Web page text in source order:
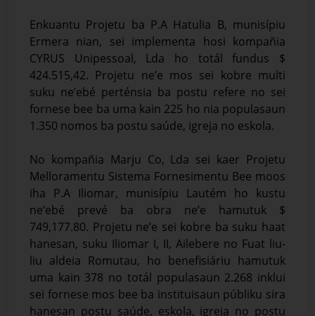
Enkuantu Projetu ba P.A Hatulia B, munisípiu
Ermera nian, sei implementa hosi kompañia
CYRUS Unipessoal, Lda ho totál fundus $
424.515,42. Projetu ne’e mos sei kobre multi
suku ne’ebé perténsia ba postu refere no sei
fornese bee ba uma kain 225 ho nia populasaun
1.350 nomos ba postu saúde, igreja no eskola.
No kompañia Marju Co, Lda sei kaer Projetu
Melloramentu Sistema Fornesimentu Bee moos
iha P.A Iliomar, munisípiu Lautém ho kustu
ne’ebé prevé ba obra ne’e hamutuk $
749,177.80. Projetu ne’e sei kobre ba suku haat
hanesan, suku Iliomar I, II, Ailebere no Fuat liu-
liu aldeia Romutau, ho benefisiáriu hamutuk
uma kain 378 no totál populasaun 2.268 inklui
sei fornese mos bee ba instituisaun públiku sira
hanesan postu saúde, eskola, igreja no postu